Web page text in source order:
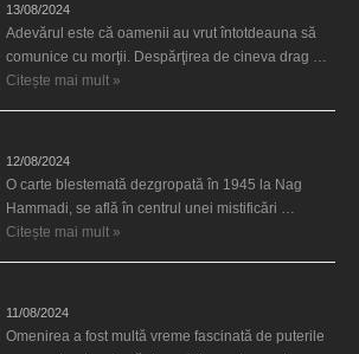
13/08/2024
Adevărul este că oamenii au vrut întotdeauna să
comunice cu morţii. Despărţirea de cineva drag …
Citește mai mult »
12/08/2024
O carte blestemată dezgropată în 1945 la Nag
Hammadi, se află în centrul unei mistificări …
Citește mai mult »
11/08/2024
Omenirea a fost multă vreme fascinată de puterile